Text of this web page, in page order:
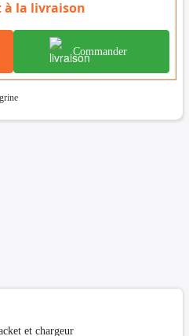
à la livraison
Commander
et chargeur